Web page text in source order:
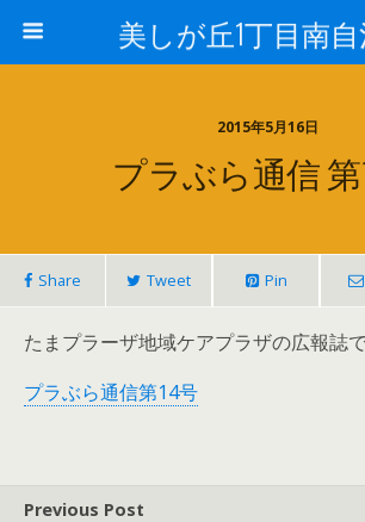
美しが丘1丁目南
2015年5月16日
プラぶら通信 第
Share Tweet Pin
たまプラーザ地域ケアプラザの広報誌で
プラぶら通信第14号
Previous Post